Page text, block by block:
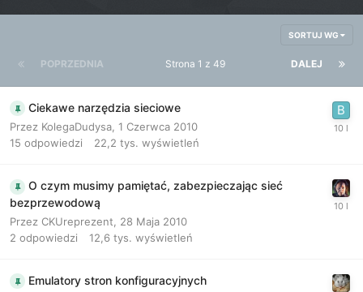
SORTUJ WG
POPRZEDNIA DALEJ
Strona 1 z 49
Ciekawe narzędzia sieciowe
Przez KolegaDudysa 1 Czerwca 2010
15 odpowiedzi 22,2 tys. wyświetleń
O czym musimy pamiętać, zabezpieczając sieć
bezprzewodową
Przez CKUreprezent
28 Maja 2010
2 odpowiedzi 12,6 tys. wyświetleń
Emulatory stron konfiguracyjnych